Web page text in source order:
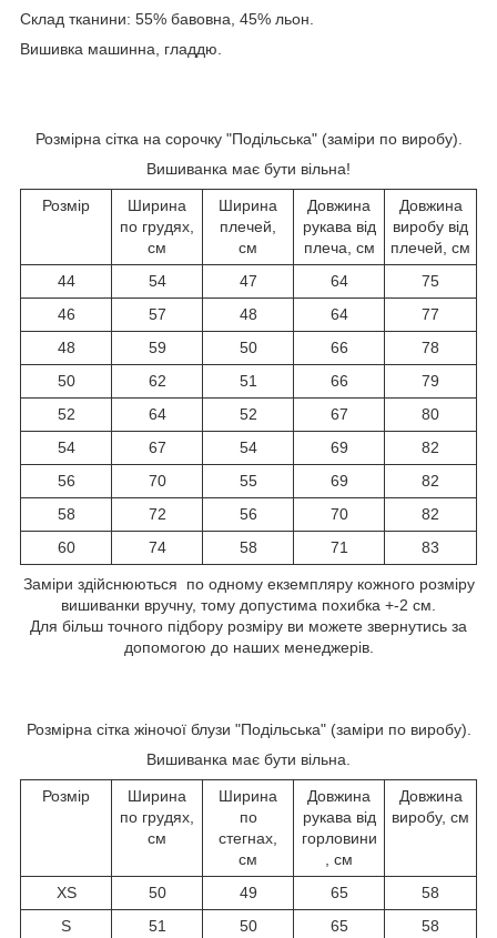
Склад тканини: 55% бавовна, 45% льон.
Вишивка машинна, гладдю.
Розмірна сітка на сорочку "Подільська" (заміри по виробу).
Вишиванка має бути вільна!
Розмір
Ширина
по грудях,
см
Ширина
плечей,
см
Довжина
рукава від
плеча, см
Довжина
виробу від
плечей, см
44
54 47 64
75
46
57 48 64
77
48
59 50 66
78
50
62 51 66
79
52
64 52 67
80
54
67 54 69
82
56
70 55 69
82
58
72 56 70
82
60
74 58 71 83
Заміри здійснюються по одному екземпляру кожного розміру
вишиванки вручну, тому допустима похибка +-2 см.
Для більш точного підбору розміру ви можете звернутись за
допомогою до наших менеджерів.
Розмірна сітка жіночої блузи "Подільська" (заміри по виробу).
Вишиванка має бути вільна.
Розмір
Ширина
по грудях,
см
Ширина
по
стегнах,
см
Довжина
рукава від
горловини
, см
Довжина
виробу, см
XS 50 49 65
58
S
51 50 65
58